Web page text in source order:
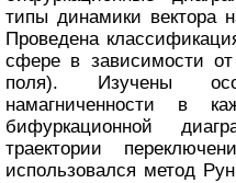
типы динамики вектора
Проведена
сфере в зависимости
поля). Изучены
намагниченности в
бифуркационной
траектории
использовался метод